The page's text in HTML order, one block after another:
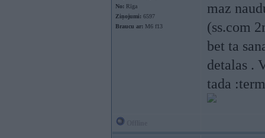
No: Rīga
Ziņojumi: 6597
Braucu ar: M6 f13
maz
(ss.com
bet ta
detalas .
tada